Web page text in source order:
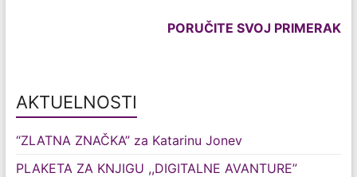
PORUČITE SVOJ PRIMERAK
AKTUELNOSTI
“ZLATNA ZNAČKA” za Katarinu Jonev
PLAKETA ZA KNJIGU ,,DIGITALNE AVANTURE”